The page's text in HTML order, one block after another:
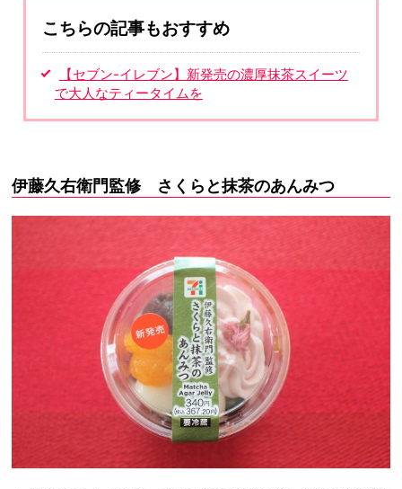
こちらの記事もおすすめ
【セブン-イレブン】新発売の濃厚抹茶スイーツ
で大人なティータイムを
伊藤久右衛門監修 さくらと抹茶のあんみつ